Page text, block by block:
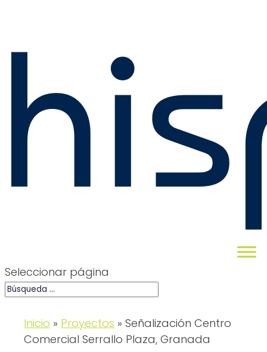
Seleccionar página
Inicio » Proyectos »Señalización Centro
Comercial Serrallo Plaza, Granada